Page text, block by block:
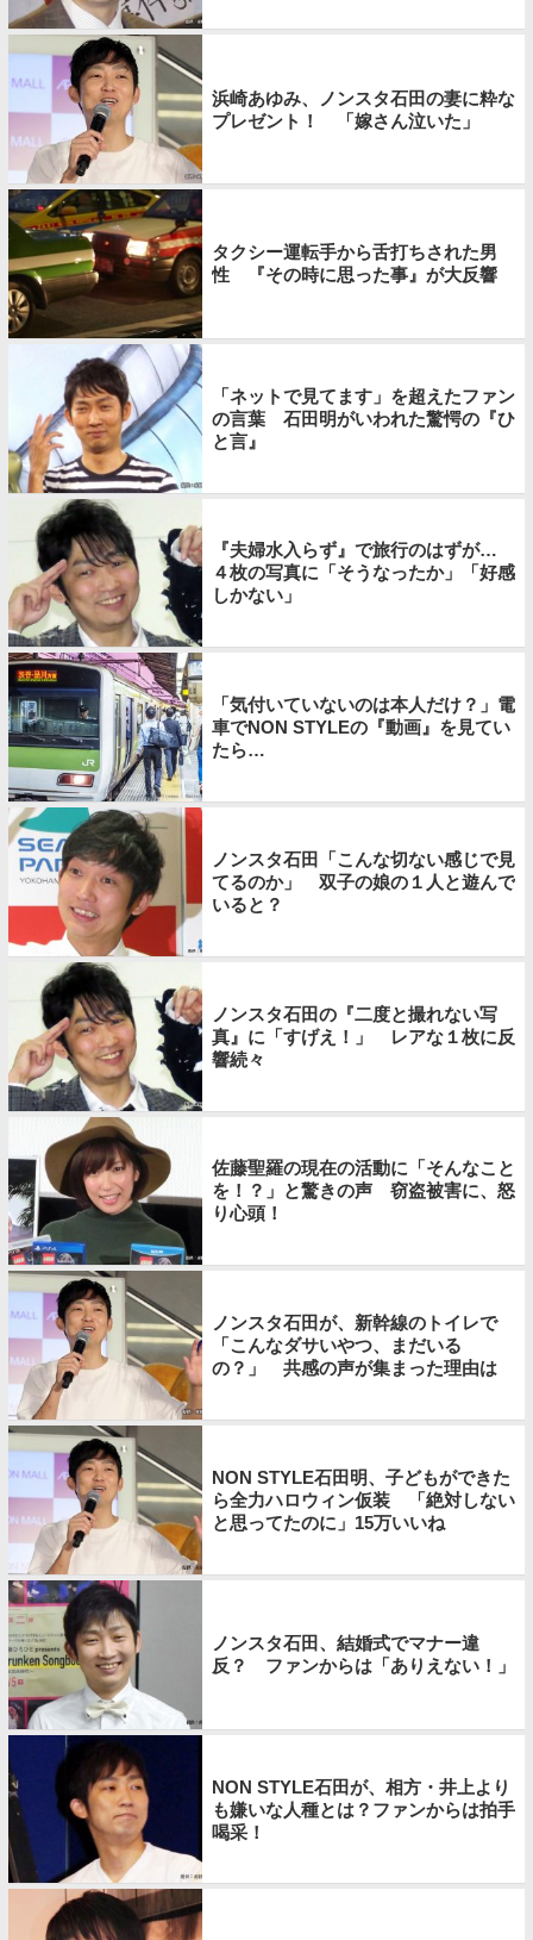
浜崎あゆみ、ノンスタ石田の妻に粋な
プレゼント！ 「嫁さん泣いた」
タクシー運転手から舌打ちされた男
性 『その時に思った事』が大反響
「ネットで見てます」を超えたファン
の言葉 石田明がいわれた驚愕の『ひ
と言』
『夫婦水入らず』で旅行のはずが…
４枚の写真に「そうなったか」「好感
しかない」
「気付いていないのは本人だけ？」電
車でNON STYLEの『動画』を見てい
たら…
ノンスタ石田「こんな切ない感じで見
てるのか」 双子の娘の１人と遊んで
いると？
ノンスタ石田の『二度と撮れない写
真』に「すげえ！」 レアな１枚に反
響続々
佐藤聖羅の現在の活動に「そんなこと
を！？」と驚きの声 窃盗被害に、怒
り心頭！
ノンスタ石田が、新幹線のトイレで
「こんなダサいやつ、まだいる
の？」 共感の声が集まった理由は
NON STYLE石田明、子どもができた
ら全力ハロウィン仮装 「絶対しない
と思ってたのに」15万いいね
ノンスタ石田、結婚式でマナー違
反？ ファンからは「ありえない！」
NON STYLE石田が、相方・井上より
も嫌いな人種とは？ファンからは拍手
喝采！